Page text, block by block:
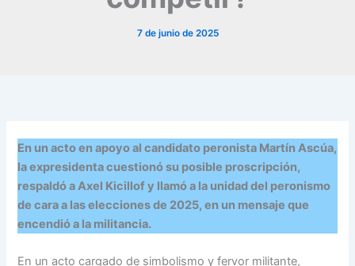
7 de junio de 2025
En un acto en apoyo al candidato peronista Martín Ascúa,
la expresidenta cuestionó su posible proscripción,
respaldó a Axel Kicillof y llamó a la unidad del peronismo
de cara a las elecciones de 2025, en un mensaje que
encendió a la militancia.
En un acto cargado de simbolismo y fervor militante,